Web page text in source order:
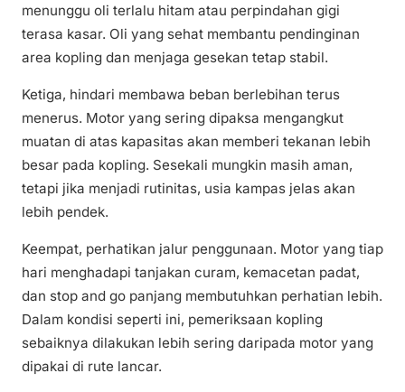
menunggu oli terlalu hitam atau perpindahan gigi
terasa kasar. Oli yang sehat membantu pendinginan
area kopling dan menjaga gesekan tetap stabil.
Ketiga, hindari membawa beban berlebihan terus
menerus. Motor yang sering dipaksa mengangkut
muatan di atas kapasitas akan memberi tekanan lebih
besar pada kopling. Sesekali mungkin masih aman,
tetapi jika menjadi rutinitas, usia kampas jelas akan
lebih pendek.
Keempat, perhatikan jalur penggunaan. Motor yang tiap
hari menghadapi tanjakan curam, kemacetan padat,
dan stop and go panjang membutuhkan perhatian lebih.
Dalam kondisi seperti ini, pemeriksaan kopling
sebaiknya dilakukan lebih sering daripada motor yang
dipakai di rute lancar.